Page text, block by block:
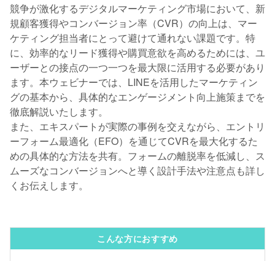
競争が激化するデジタルマーケティング市場において、新
規顧客獲得やコンバージョン率（CVR）の向上は、マー
ケティング担当者にとって避けて通れない課題です。特
に、効率的なリード獲得や購買意欲を高めるためには、ユ
ーザーとの接点の一つ一つを最大限に活用する必要があり
ます。本ウェビナーでは、LINEを活用したマーケティン
グの基本から、具体的なエンゲージメント向上施策までを
徹底解説いたします。
また、エキスパートが実際の事例を交えながら、エントリ
ーフォーム最適化（EFO）を通じてCVRを最大化するた
めの具体的な方法を共有。フォームの離脱率を低減し、ス
ムーズなコンバージョンへと導く設計手法や注意点も詳し
くお伝えします。
こんな方におすすめ